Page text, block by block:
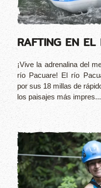
RAFTING EN
¡Vive la adrenalina del
río Pacuare! El río
por sus 18 millas de
los paisajes más impres...